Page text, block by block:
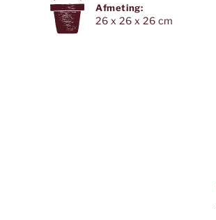
Afmeting:
26 x 26 x 26 cm